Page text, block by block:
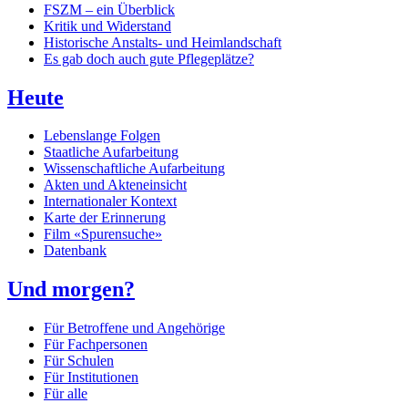
FSZM – ein Überblick
Kritik und Widerstand
Historische Anstalts- und Heimlandschaft
Es gab doch auch gute Pflegeplätze?
Heute
Lebenslange Folgen
Staatliche Aufarbeitung
Wissenschaftliche Aufarbeitung
Akten und Akteneinsicht
Internationaler Kontext
Karte der Erinnerung
Film «Spurensuche»
Datenbank
Und morgen?
Für Betroffene und Angehörige
Für Fachpersonen
Für Schulen
Für Institutionen
Für alle